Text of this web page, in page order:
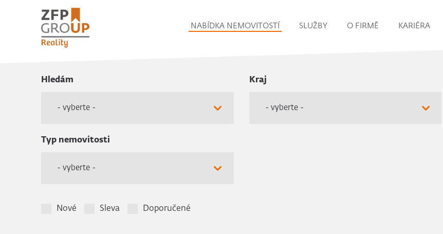
NABÍDKA NEMOVITOSTÍ SLUŽBY O FIRMĚ KARIÉRA
Hledám
- vyberte -
Kraj
- vyberte -
Typ nemovitosti
- vyberte -
Nové Sleva Doporučené